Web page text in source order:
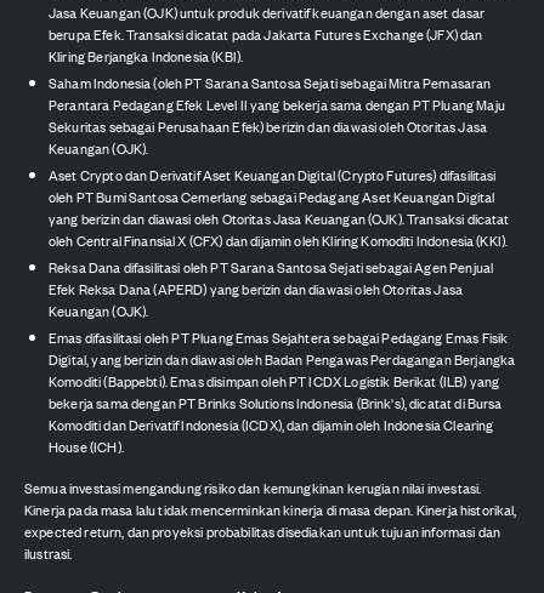
Jasa Keuangan (OJK) untuk produk derivatif keuangan dengan aset dasar
berupa Efek. Transaksi dicatat pada Jakarta Futures Exchange (JFX) dan
Kliring Berjangka Indonesia (KBI).
Saham Indonesia (oleh PT Sarana Santosa Sejati sebagai Mitra Pemasaran
Perantara Pedagang Efek Level II yang bekerja sama dengan PT Pluang Maju
Sekuritas sebagai Perusahaan Efek) berizin dan diawasi oleh Otoritas Jasa
Keuangan (OJK).
Aset Crypto dan Derivatif Aset Keuangan Digital (Crypto Futures) difasilitasi
oleh PT Bumi Santosa Cemerlang sebagai Pedagang Aset Keuangan Digital
yang berizin dan diawasi oleh Otoritas Jasa Keuangan (OJK). Transaksi dicatat
oleh Central Finansial X (CFX) dan dijamin oleh Kliring Komoditi Indonesia (KKI).
Reksa Dana difasilitasi oleh PT Sarana Santosa Sejati sebagai Agen Penjual
Efek Reksa Dana (APERD) yang berizin dan diawasi oleh Otoritas Jasa
Keuangan (OJK).
Emas difasilitasi oleh PT Pluang Emas Sejahtera sebagai Pedagang Emas Fisik
Digital, yang berizin dan diawasi oleh Badan Pengawas Perdagangan Berjangka
Komoditi (Bappebti). Emas disimpan oleh PT ICDX Logistik Berikat (ILB) yang
bekerja sama dengan PT Brinks Solutions Indonesia (Brink's), dicatat di Bursa
Komoditi dan Derivatif Indonesia (ICDX), dan dijamin oleh Indonesia Clearing
House (ICH).
Semua investasi mengandung risiko dan kemungkinan kerugian nilai investasi.
Kinerja pada masa lalu tidak mencerminkan kinerja di masa depan. Kinerja historikal,
expected return, dan proyeksi probabilitas disediakan untuk tujuan informasi dan
ilustrasi.